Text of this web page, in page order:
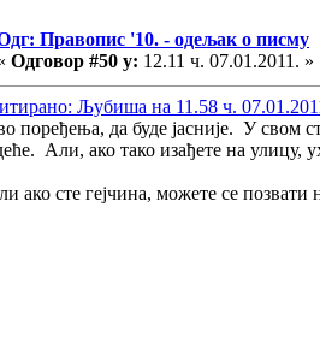
Правопис '10. - одељак о писму
Одговор #50 у: 12.11 ч. 07.01.2011. »
Љубиша на 11.58 ч.
поређења, да буде јасније. У свом
Али, ако тако изађете на улицу,
ако сте гејчина, можете се